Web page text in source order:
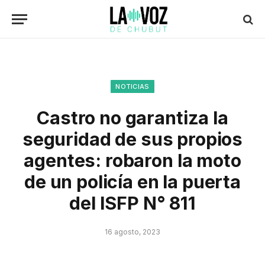
NOTICIAS
Castro no garantiza la
seguridad de sus propios
agentes: robaron la moto
de un policía en la puerta
del ISFP N° 811
16 agosto, 2023